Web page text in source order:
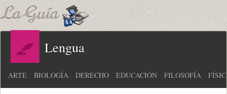
Lengua
ARTE BIOLOGÍA DERECHO EDUCACIÓN FILOSOFÍA